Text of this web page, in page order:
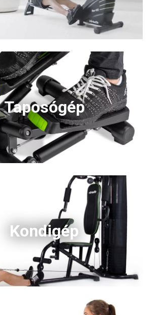
Taposógép
Kondigép